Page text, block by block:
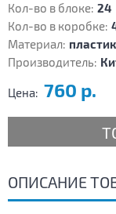
Кол-во в блоке: 24
Кол-во в коробке:
Материал: пластик
Производитель:
Цена: 760 р.
ОПИСАНИЕ